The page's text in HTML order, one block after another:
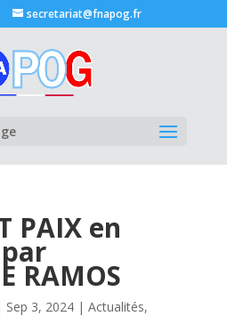
secretariat@fnapog.fr
PAIX en
RAMOS
Sep 3, 2024| Actualités,